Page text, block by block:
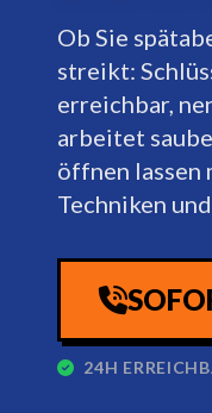
Ob Sie
streikt:
erreichbar,
arbeitet
öffnen lassen
Techniken
24H